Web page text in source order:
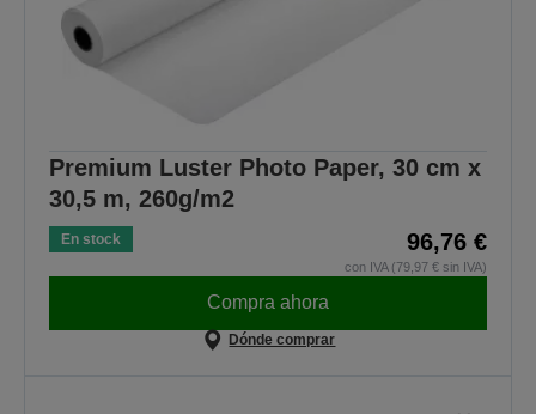
Premium Luster Photo Paper, 30 cm x
30,5 m, 260g/m2
En stock 96,76 €
con IVA (79,97 € sin IVA)
Compra ahora
Dónde comprar